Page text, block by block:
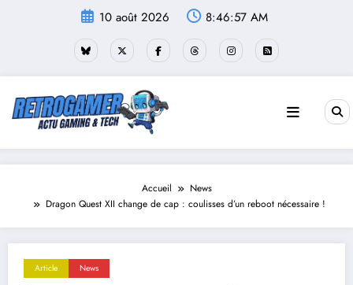
10 août 2026 8:46:58 AM
Accueil
News
Dragon Quest XII change de cap : coulisses d’un reboot nécessaire !
Article News